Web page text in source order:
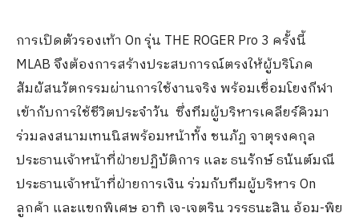
การเปิดตัวรองเท้า On รุ่น THE ROGER Pro 3 ครั้งนี้
MLAB จึงต้องการสร้างประสบการณ์ตรงให้ผู้บริโภค
สัมผัสนวัตกรรมผ่านการใช้งานจริง พร้อมเชื่อมโยงกีฬา
เข้ากับการใช้ชีวิตประจำวัน ซึ่งทีมผู้บริหารเคลียร์คิวมา
ร่วมลงสนามเทนนิสพร้อมหน้าทั้ง ชนภัฏ จาตุรงคกุล
ประธานเจ้าหน้าที่ฝ่ายปฏิบัติการ และ ธนรักษ์ ธนันต์มณี
ประธานเจ้าหน้าที่ฝ่ายการเงิน ร่วมกับทีมผู้บริหาร On
ลูกค้า และแขกพิเศษ อาทิ เจ-เจตริน วรรธนะสิน อ้อม-พิย